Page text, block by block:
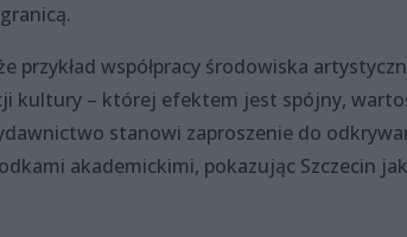
przykład współpracy środowiska
kultury – której efektem jest spójny,
stanowi zaproszenie do
akademickimi, pokazując Szczecin